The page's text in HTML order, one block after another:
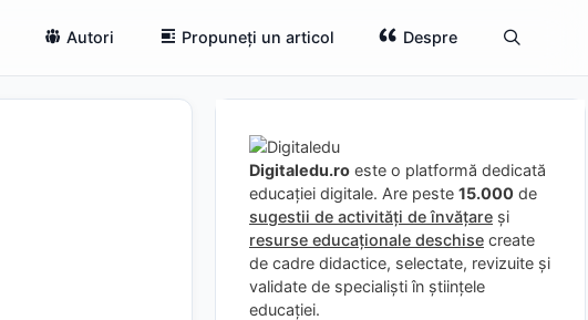
Autori Propuneți un articol Despre
Digitaledu.ro este o platformă dedicată
educației digitale. Are peste 15.000 de
sugestii de activități de învățare și
resurse educaționale deschise create
de cadre didactice, selectate, revizuite și
validate de specialiști în științele
educației.